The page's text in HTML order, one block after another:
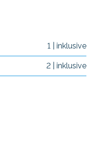
1 | inklusive
2 | inklusive